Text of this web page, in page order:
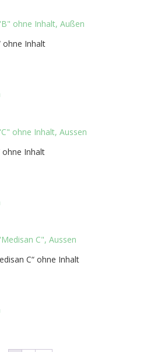
ohne Inhalt
ohne Inhalt
C“ ohne Inhalt